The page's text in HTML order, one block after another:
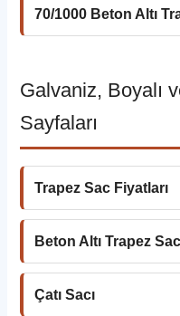
70/1000 Beton Altı
Galvaniz, Boyalı
Sayfaları
Trapez Sac Fiyatları
Beton Altı Trapez Sac
Çatı Sacı